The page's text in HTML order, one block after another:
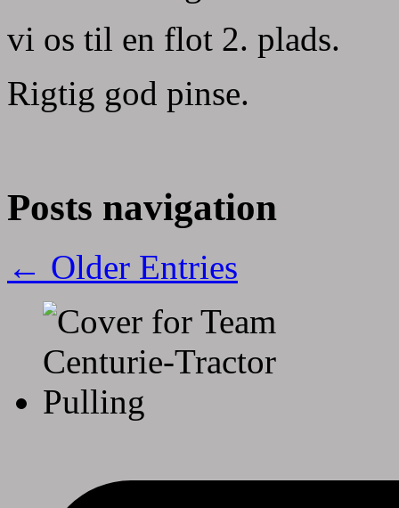
vi os til en flot 2. plads.
Rigtig god pinse.
Posts navigation
← Older Entries